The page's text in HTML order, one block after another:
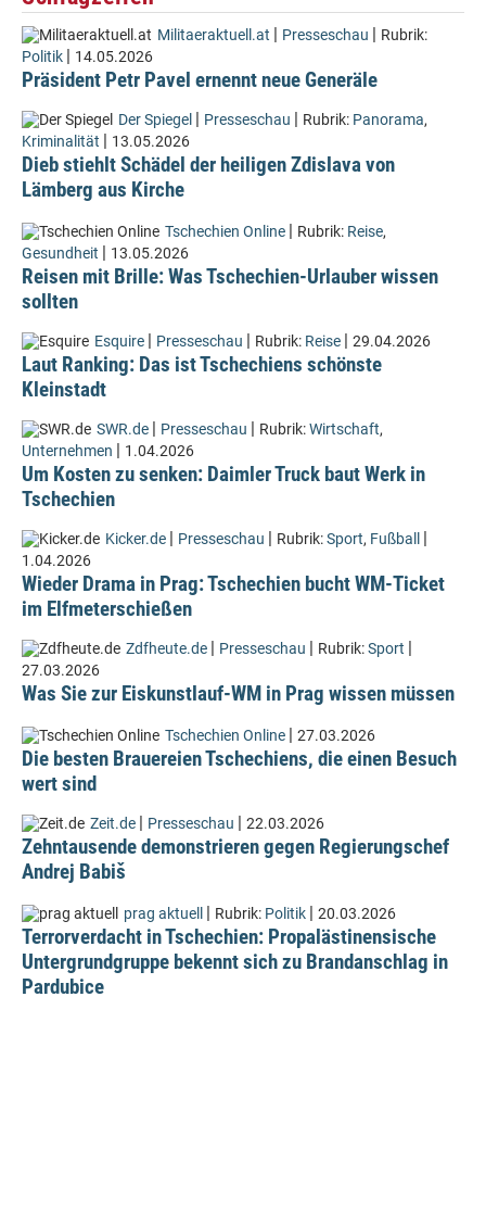
Militaeraktuell.at | Presseschau | Rubrik:
Politik | 14.05.2026
Präsident Petr Pavel ernennt neue Generäle
Der Spiegel | Presseschau | Rubrik: Panorama,
Kriminalität | 13.05.2026
Dieb stiehlt Schädel der heiligen Zdislava von
Lämberg aus Kirche
Tschechien Online | Rubrik: Reise,
Gesundheit | 13.05.2026
Reisen mit Brille: Was Tschechien-Urlauber wissen
sollten
Esquire | Presseschau | Rubrik: Reise | 29.04.2026
Laut Ranking: Das ist Tschechiens schönste
Kleinstadt
SWR.de | Presseschau | Rubrik:Wirtschaft,
Unternehmen | 1.04.2026
Um Kosten zu senken: Daimler Truck baut Werk in
Tschechien
Kicker.de | Presseschau | Rubrik:Sport, Fußball |
1.04.2026
Wieder Drama in Prag: Tschechien bucht WM-Ticket
im Elfmeterschießen
Zdfheute.de | Presseschau | Rubrik:Sport |
27.03.2026
Was Sie zur Eiskunstlauf-WM in Prag wissen müssen
Tschechien Online | 27.03.2026
Die besten Brauereien Tschechiens, die einen Besuch
wert sind
Zeit.de | Presseschau | 22.03.2026
Zehntausende demonstrieren gegen Regierungschef
Andrej Babiš
prag aktuell | Rubrik: Politik | 20.03.2026
Terrorverdacht in Tschechien: Propalästinensische
Untergrundgruppe bekennt sich zu Brandanschlag in
Pardubice